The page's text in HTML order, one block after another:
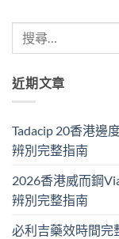
近期文章
Tadacip 20香港邊
辨別完整指南
2026香港威而鋼
辨別完整指南
必利吉藥效時間完